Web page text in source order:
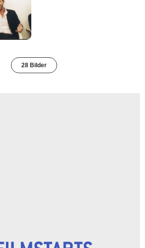
28 Bilder